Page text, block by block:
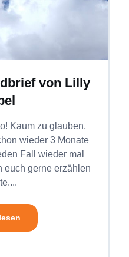
von Lilly
Kaum zu glauben,
wieder 3 Monate
Fall wieder mal
euch gerne erzählen